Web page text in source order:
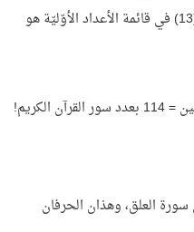
مجموع ترتيب هذه الأعداد الأوّليّة الـ (13) في قائمة الأعداد الأوّليّة هو
العلق، وهذان الحرفان